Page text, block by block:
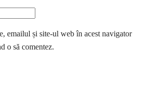
emailul și site-ul web în acest navigator
o să comentez.